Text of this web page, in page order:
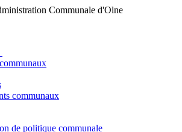
communaux
de politique communale